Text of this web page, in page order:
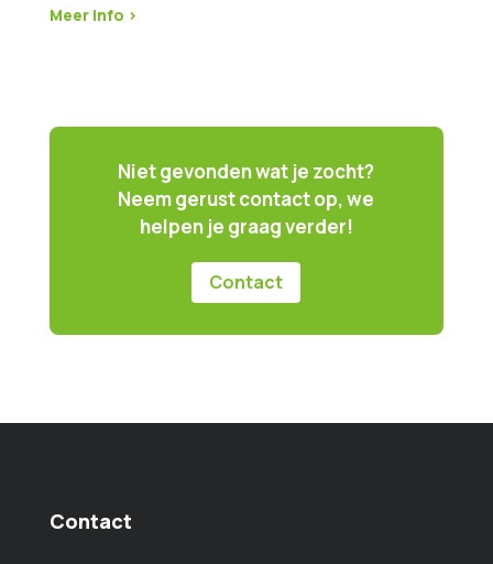
Meer info >
Niet gevonden wat je zocht?
Neem gerust contact op, we
helpen je graag verder!
Contact
Contact